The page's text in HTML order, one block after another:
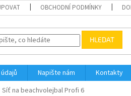
OBCHODNÍ PODMÍNKY
HLEDAT
Napište nám Kontakty
Síť na beachvolejbal Profi 6